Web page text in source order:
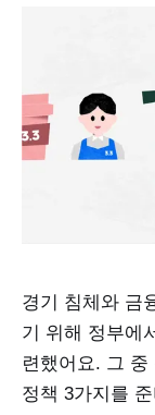
경기 침체와 금
기 위해 정부에
련했어요. 그
정책 3가지를